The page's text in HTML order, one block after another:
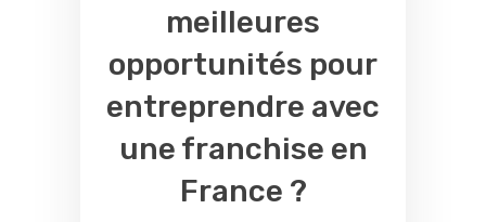
meilleures
opportunités pour
entreprendre avec
une franchise en
France ?